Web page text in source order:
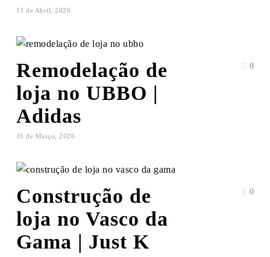
13 de Abril, 2026
Remodelação de
loja no UBBO |
Adidas
16 de Março, 2026
0
Construção de
loja no Vasco da
Gama | Just K
0